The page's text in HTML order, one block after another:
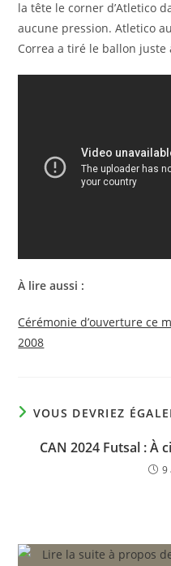
la tête le corner d’Atletico
aucune pression. Atletico
Correa a tiré le ballon juste
À lire aussi :
Cérémonie d’ouverture ce
2008
VOUS DEVRIEZ
CAN 2024 Futsal : À
9